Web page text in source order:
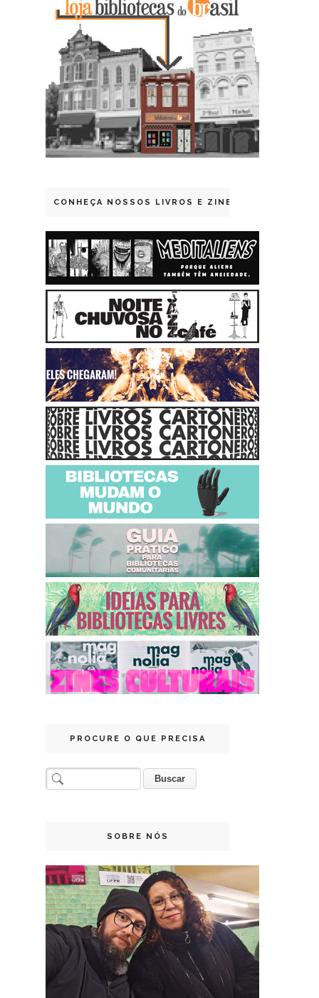
CONHEÇA NOSSOS LIVROS E ZINES
PROCURE O QUE PRECISA
SOBRE NÓS